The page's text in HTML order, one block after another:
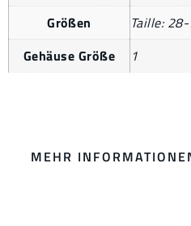
Größen
Taille:
Gehäuse Größe
1
MEHR